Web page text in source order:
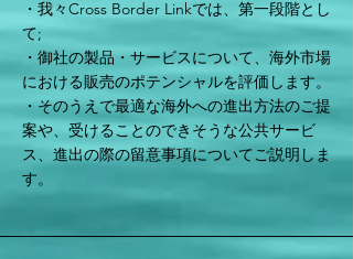
・我々Cross Border Linkでは、第一段階とし
て;
・御社の製品・サービスについて、海外市場
における販売のポテンシャルを評価します。
・そのうえで最適な海外への進出方法のご提
案や、受けることのできそうな公共サービ
ス、進出の際の留意事項についてご説明しま
す。